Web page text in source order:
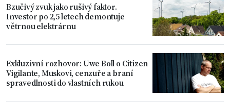
Bzučivý zvuk jako rušivý faktor.
Investor po 2,5 letech demontuje
větrnou elektrárnu
Exkluzivní rozhovor: Uwe Boll o Citizen
Vigilante, Muskovi, cenzuře a braní
spravedlnosti do vlastních rukou